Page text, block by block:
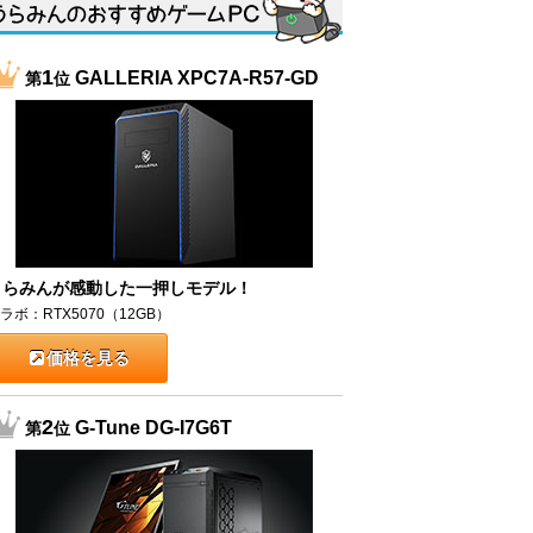
第1位GALLERIA XPC7A-R57-GD
みんが感動した一押しモデル！
ボ：RTX5070（12GB）
価格を見る
第2位G-Tune DG-I7G6T